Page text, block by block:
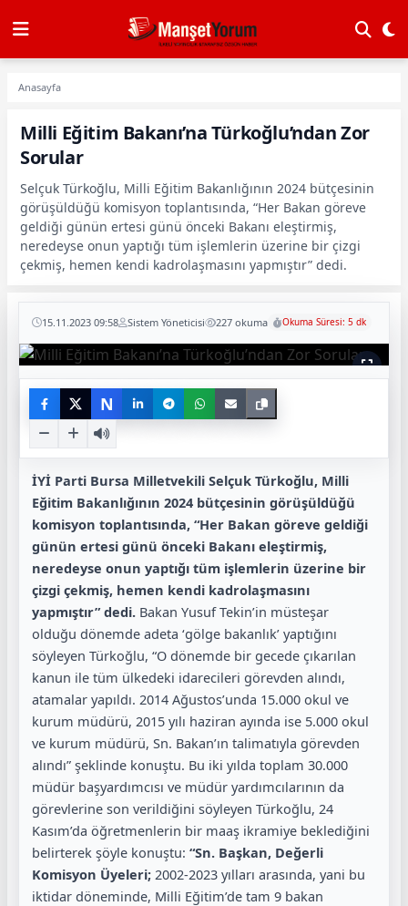
Anasayfa
Milli Eğitim Bakanı’na Türkoğlu’ndan Zor
Sorular
Selçuk Türkoğlu, Milli Eğitim Bakanlığının 2024 bütçesinin
görüşüldüğü komisyon toplantısında, “Her Bakan göreve
geldiği günün ertesi günü önceki Bakanı eleştirmiş,
neredeyse onun yaptığı tüm işlemlerin üzerine bir çizgi
çekmiş, hemen kendi kadrolaşmasını yapmıştır” dedi.
15.11.2023 09:58 Sistem Yöneticisi 227 okuma Okuma Süresi: 5 dk
N
İYİ Parti Bursa Milletvekili Selçuk Türkoğlu, Milli
Eğitim Bakanlığının 2024 bütçesinin görüşüldüğü
komisyon toplantısında, “Her Bakan göreve geldiği
günün ertesi günü önceki Bakanı eleştirmiş,
neredeyse onun yaptığı tüm işlemlerin üzerine bir
çizgi çekmiş, hemen kendi kadrolaşmasını
yapmıştır” dedi. Bakan Yusuf Tekin’in müsteşar
olduğu dönemde adeta ‘gölge bakanlık’ yaptığını
söyleyen Türkoğlu, “O dönemde bir gecede çıkarılan
kanun ile tüm ülkedeki idarecileri görevden alındı,
atamalar yapıldı. 2014 Ağustos’unda 15.000 okul ve
kurum müdürü, 2015 yılı haziran ayında ise 5.000 okul
ve kurum müdürü, Sn. Bakan’ın talimatıyla görevden
alındı” şeklinde konuştu. Bu iki yılda toplam 30.000
müdür başyardımcısı ve müdür yardımcılarının da
görevlerine son verildiğini söyleyen Türkoğlu, 24
Kasım’da öğretmenlerin bir maaş ikramiye beklediğini
belirterek şöyle konuştu: “Sn. Başkan, Değerli
Komisyon Üyeleri; 2002-2023 yılları arasında, yani bu
iktidar döneminde, Milli Eğitim’de tam 9 bakan